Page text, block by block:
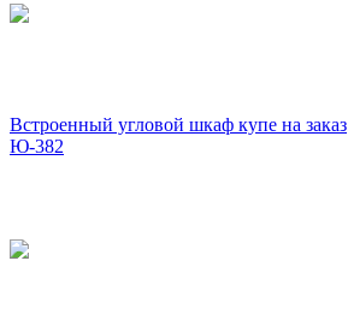
Встроенный угловой шкаф купе на заказ
Ю-382